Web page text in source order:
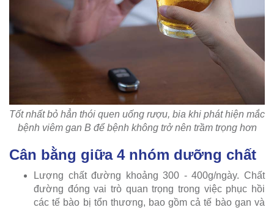
Tốt nhất bỏ hẳn thói quen uống rượu, bia khi phát hiện mắc
bệnh viêm gan B để bệnh không trở nên trầm trọng hơn
Cân bằng giữa 4 nhóm dưỡng chất
Lượng chất đường khoảng 300 - 400g/ngày. Chất
đường đóng vai trò quan trọng trong việc phục hồi
các tế bào bị tổn thương, bao gồm cả tế bào gan và